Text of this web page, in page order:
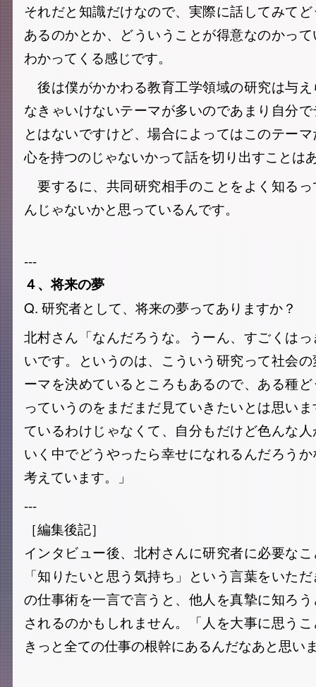
それだと知識だけなので、実際に話してみて
あるのかとか、どういうことが得意なのかっ
わかってくる感じです。
後は僕がかかわる教育工学領域の研究は与
なきゃいけないテーマが多いのであまり自分
とはないですけど、場合によってはこのテー
心を持つのじゃないかって話を切り出すことは
要するに、共同研究相手のことをよく知る
んじゃないかと思っているんです。
---
４、将来の夢
Q. 研究者として、将来の夢ってありますか？
北村さん「なんだろうな。うーん、すごくは
いです。というのは、こういう研究って社会
ーマを決めているところもあるので、ある種
っていうのをまだまだ見ていきたいとは思い
ているわけじゃなくて、自分もだけど色んな
いく中でどうやったら幸せになれるんだろう
考えています。」
---
［編集後記］
インタビュー後、北村さんに研究者に必要な
「知りたいと思う気持ち」という言葉をいた
の仕事術を一言で言うと、他人を真摯に知ろ
されるのかもしれません。「人を大事に思う
きっと全ての仕事の根幹にあるんだなあと思い